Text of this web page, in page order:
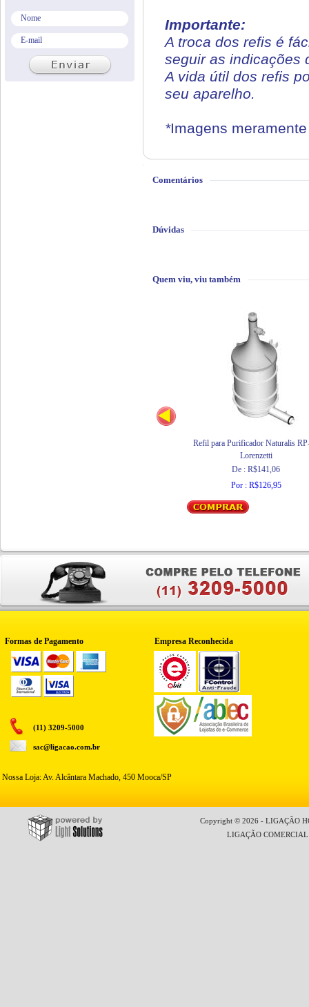
Importante:
A troca dos refis é
seguir as indicações
A vida útil dos refis
seu aparelho.
*Imagens
Comentários
Dúvidas
Quem viu, viu também
Refil para Purificador Naturalis
Lorenzetti
De : R$141,06
Por : R$126,95
Formas de Pagamento Empresa Reconhecida
(11) 3209-5000
sac@ligacao.com.br
Nossa Loja: Av. Alcântara Machado, 450 Mooca/SP
Copyright © 2026 - LIGAÇÃO
LIGAÇÃO